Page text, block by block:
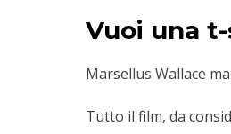
Vuoi una
Marsellus Wallace
Tutto il film, da